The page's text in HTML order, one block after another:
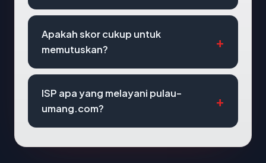
Apakah skor cukup untuk
memutuskan?
ISP apa yang melayani pulau-
umang.com?